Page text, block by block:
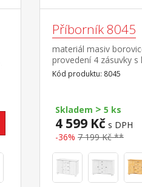
Příborník 8045
materiál masiv
provedení 4 zásuvky s
pojezdy, 2 skříňky s
policí vhodný doplněk
Kód produktu: 8045
Skladem > 5 ks
4 599 Kč s DPH
-36% 7 199 Kč **